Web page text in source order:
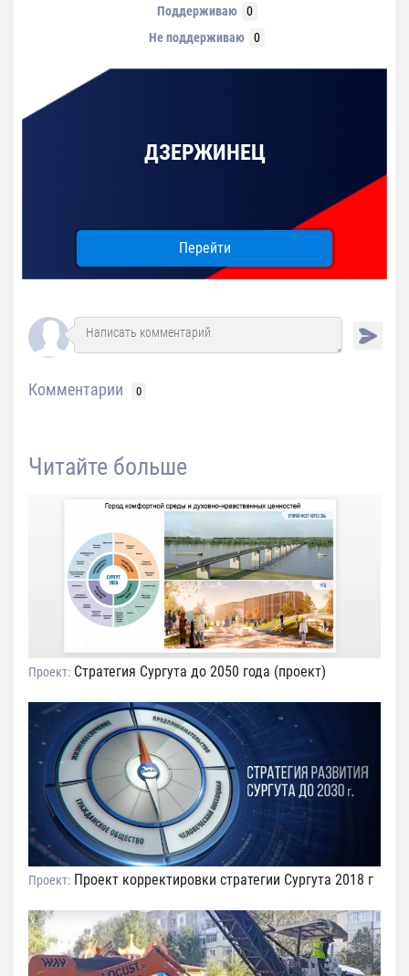
Поддерживаю
0
Не поддерживаю
0
ДЗЕРЖИНЕЦ
Перейти
Комментарии 0
Читайте больше
Проект: Стратегия Сургута до 2050 года (проект)
Проект: Проект корректировки стратегии Сургута 2018 г